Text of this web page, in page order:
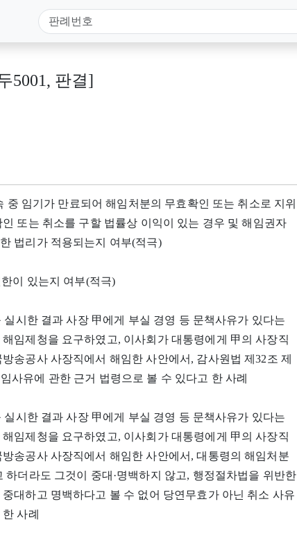
5001, 판결]
임기가 만료되어 해임처분의 무효확인 또는 취소로 지위
또는 취소를 구할 법률상 이익이 있는 경우 및 해임권자
법리가 적용되는지 여부(적극)
이 있는지 여부(적극)
시한 결과 사장 甲에게 부실 경영 등 문책사유가 있다는
임제청을 요구하였고, 이사회가 대통령에게 甲의 사장직
송공사 사장직에서 해임한 사안에서, 감사원법 제32조 제
사유에 관한 근거 법령으로 볼 수 있다고 한 사례
시한 결과 사장 甲에게 부실 경영 등 문책사유가 있다는
임제청을 요구하였고, 이사회가 대통령에게 甲의 사장직
송공사 사장직에서 해임한 사안에서, 대통령의 해임처분
하더라도 그것이 중대·명백하지 않고, 행정절차법을 위반한
대하고 명백하다고 볼 수 없어 당연무효가 아닌 취소 사유
사례